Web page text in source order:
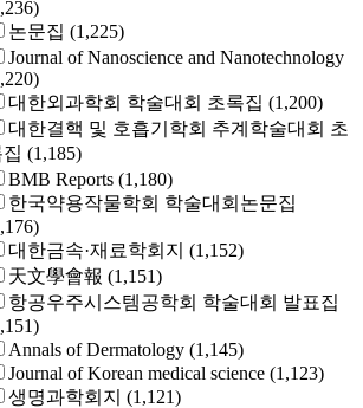
논문집 (1,225)
Journal of Nanoscience and Nanotechnology
대한외과학회 학술대회 초록집 (1,200)
대한결핵 및 호흡기학회 추계학술대회 초
(1,185)
BMB Reports (1,180)
한국약용작물학회 학술대회논문집
대한금속·재료학회지 (1,152)
天文學會報 (1,151)
항공우주시스템공학회 학술대회 발표집
Annals of Dermatology (1,145)
Journal of Korean medical science (1,123)
생명과학회지 (1,121)